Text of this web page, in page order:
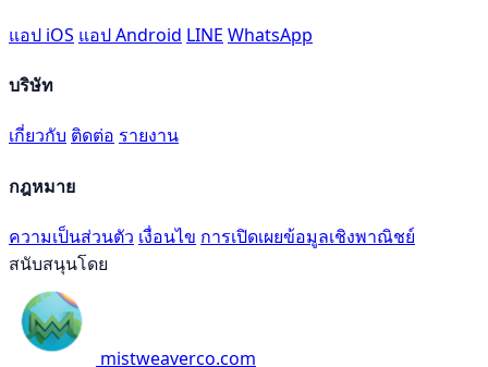
แอป iOS แอป Android LINE WhatsApp
บริษัท
เกี่ยวกับ ติดต่อ รายงาน
กฎหมาย
ความเป็นส่วนตัว เงื่อนไข การเปิดเผยข้อมูลเชิงพาณิชย์
สนับสนุนโดย
mistweaverco.com